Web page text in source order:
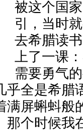
被这个国
引，当时
去希腊读
上了一课
需要勇气
乎全是希腊
满屏蝌蚪般
那个时候我